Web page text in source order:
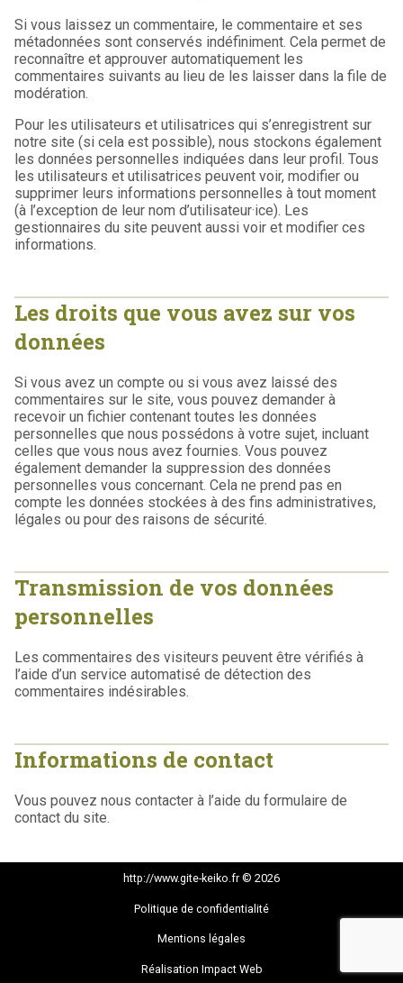
Si vous laissez un commentaire, le commentaire et ses
métadonnées sont conservés indéfiniment. Cela permet de
reconnaître et approuver automatiquement les
commentaires suivants au lieu de les laisser dans la file de
modération.
Pour les utilisateurs et utilisatrices qui s’enregistrent sur
notre site (si cela est possible), nous stockons également
les données personnelles indiquées dans leur profil. Tous
les utilisateurs et utilisatrices peuvent voir, modifier ou
supprimer leurs informations personnelles à tout moment
(à l’exception de leur nom d’utilisateur·ice). Les
gestionnaires du site peuvent aussi voir et modifier ces
informations.
Les droits que vous avez sur vos
données
Si vous avez un compte ou si vous avez laissé des
commentaires sur le site, vous pouvez demander à
recevoir un fichier contenant toutes les données
personnelles que nous possédons à votre sujet, incluant
celles que vous nous avez fournies. Vous pouvez
également demander la suppression des données
personnelles vous concernant. Cela ne prend pas en
compte les données stockées à des fins administratives,
légales ou pour des raisons de sécurité.
Transmission de vos données
personnelles
Les commentaires des visiteurs peuvent être vérifiés à
l’aide d’un service automatisé de détection des
commentaires indésirables.
Informations de contact
Vous pouvez nous contacter à l’aide du formulaire de
contact du site.
http://www.gite-keiko.fr © 2026
Politique de confidentialité
Mentions légales
Réalisation Impact Web